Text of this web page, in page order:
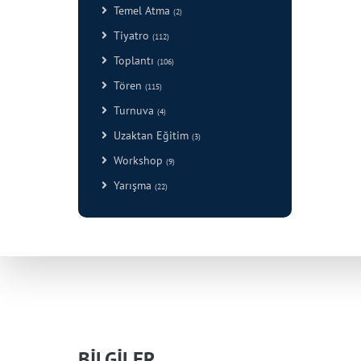
Temel Atma (2)
Tiyatro (112)
Toplantı (106)
Tören (115)
Turnuva (4)
Uzaktan Eğitim (3)
Workshop (9)
Yarışma (22)